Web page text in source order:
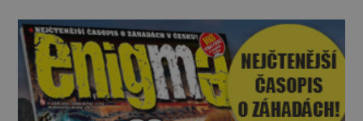
temná minulost mohla zanechat něco, co se
dodnes nepodařilo vysvětlit. Kamenný hrad stojí v
horách Salcburska u